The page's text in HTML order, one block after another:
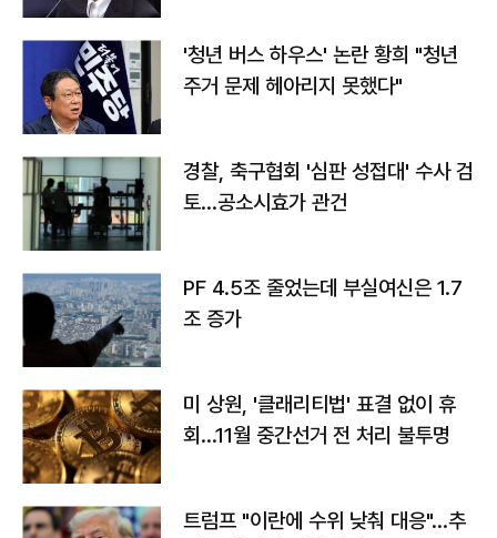
'청년 버스 하우스' 논란 황희 "청년
주거 문제 헤아리지 못했다"
경찰, 축구협회 '심판 성접대' 수사 검
토…공소시효가 관건
PF 4.5조 줄었는데 부실여신은 1.7
조 증가
미 상원, '클래리티법' 표결 없이 휴
회…11월 중간선거 전 처리 불투명
트럼프 "이란에 수위 낮춰 대응"…추